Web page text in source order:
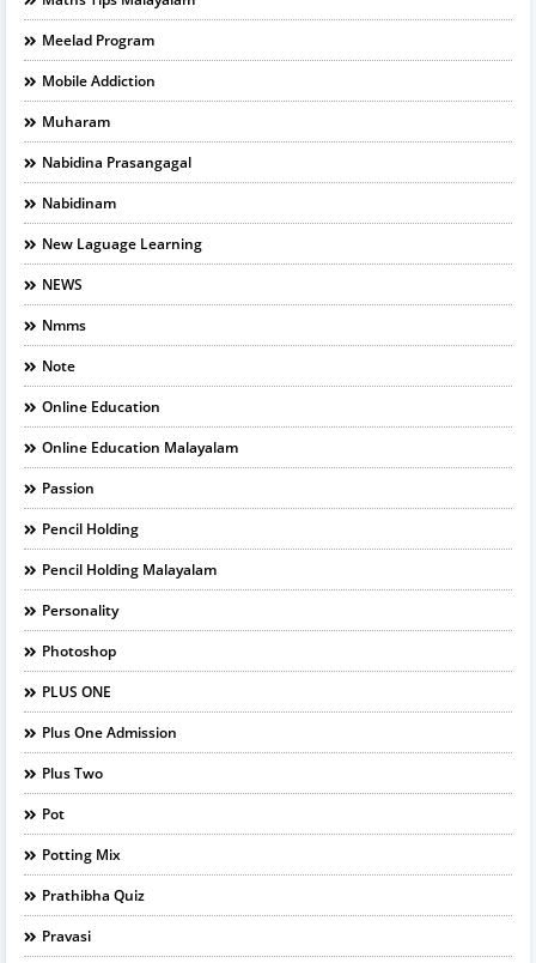
Meelad Program
Mobile Addiction
Muharam
Nabidina Prasangagal
Nabidinam
New Laguage Learning
NEWS
Nmms
Note
Online Education
Online Education Malayalam
Passion
Pencil Holding
Pencil Holding Malayalam
Personality
Photoshop
PLUS ONE
Plus One Admission
Plus Two
Pot
Potting Mix
Prathibha Quiz
Pravasi